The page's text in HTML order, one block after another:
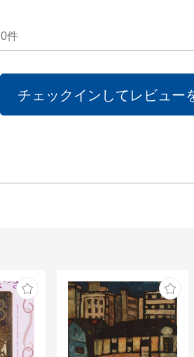
0件
チェックインしてレビュー